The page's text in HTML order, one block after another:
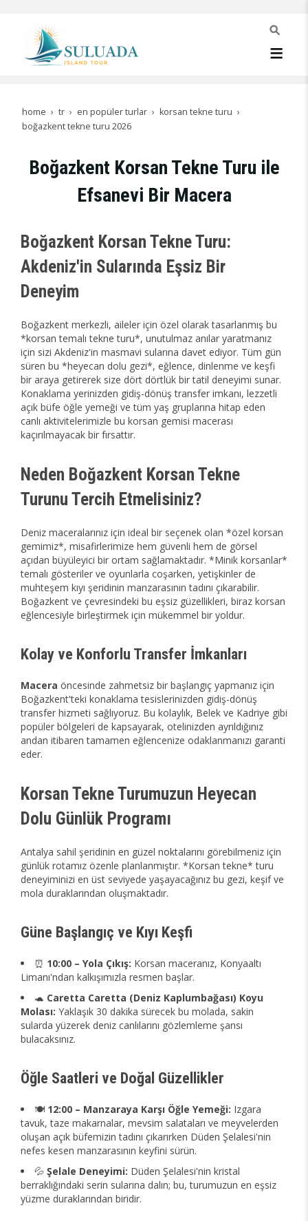
home tr en popüler turlar
korsan tekne turu
boğazkent tekne turu 2026
Boğazkent Korsan Tekne Turu ile
Efsanevi Bir Macera
Boğazkent Korsan Tekne Turu:
Akdeniz'in Sularında Eşsiz Bir
Deneyim
Boğazkent merkezli, aileler için özel olarak tasarlanmış bu
*korsan temalı tekne turu*, unutulmaz anılar yaratmanız
için sizi Akdeniz'in masmavi sularına davet ediyor. Tüm gün
süren bu *heyecan dolu gezi*, eğlence, dinlenme ve keşfi
bir araya getirerek size dört dörtlük bir tatil deneyimi sunar.
Konaklama yerinizden gidiş-dönüş transfer imkanı, lezzetli
açık büfe öğle yemeği ve tüm yaş gruplarına hitap eden
canlı aktivitelerimizle bu korsan gemisi macerası
kaçırılmayacak bir fırsattır.
Neden Boğazkent Korsan Tekne
Turunu Tercih Etmelisiniz?
Deniz maceralarınız için ideal bir seçenek olan *özel korsan
gemimiz*, misafirlerimize hem güvenli hem de görsel
açıdan büyüleyici bir ortam sağlamaktadır. *Minik korsanlar*
temalı gösteriler ve oyunlarla coşarken, yetişkinler de
muhteşem kıyı şeridinin manzarasının tadını çıkarabilir.
Boğazkent ve çevresindeki bu eşsiz güzellikleri, biraz korsan
eğlencesiyle birleştirmek için mükemmel bir yoldur.
Kolay ve Konforlu Transfer İmkanları
Macera öncesinde zahmetsiz bir başlangıç yapmanız için
Boğazkent'teki konaklama tesislerinizden gidiş-dönüş
transfer hizmeti sağlıyoruz. Bu kolaylık, Belek ve Kadriye gibi
popüler bölgeleri de kapsayarak, otelinizden ayrıldığınız
andan itibaren tamamen eğlencenize odaklanmanızı garanti
eder.
Korsan Tekne Turumuzun Heyecan
Dolu Günlük Programı
Antalya sahil şeridinin en güzel noktalarını görebilmeniz için
günlük rotamız özenle planlanmıştır. *Korsan tekne* turu
deneyiminizi en üst seviyede yaşayacağınız bu gezi, keşif ve
mola duraklarından oluşmaktadır.
Güne Başlangıç ve Kıyı Keşfi
⏰ 10:00 – Yola Çıkış: Korsan maceranız, Konyaaltı
Limanı'ndan kalkışımızla resmen başlar.
🐢 Caretta Caretta (Deniz Kaplumbağası) Koyu
Molası: Yaklaşık 30 dakika sürecek bu molada, sakin
sularda yüzerek deniz canlılarını gözlemleme şansı
bulacaksınız.
Öğle Saatleri ve Doğal Güzellikler
🍽️ 12:00 – Manzaraya Karşı Öğle Yemeği: Izgara
tavuk, taze makarnalar, mevsim salataları ve meyvelerden
oluşan açık büfemizin tadını çıkarırken Düden Şelalesi'nin
nefes kesen manzarasının keyfini sürün.
💦 Şelale Deneyimi: Düden Şelalesi'nin kristal
berraklığındaki serin sularına dalın; bu, turumuzun en eşsiz
yüzme duraklarından biridir.